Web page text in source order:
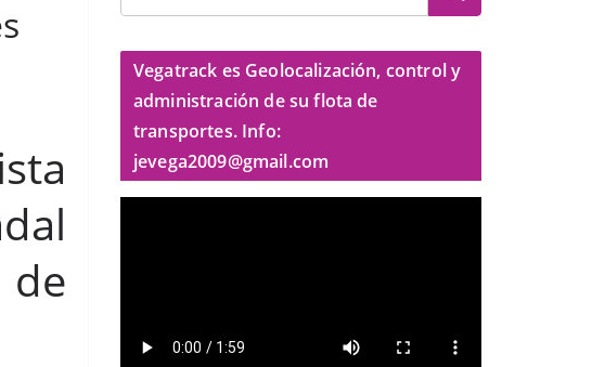
Vegatrack es Geolocalización, control y
administración de su flota de
transportes. Info:
jevega2009@gmail.com